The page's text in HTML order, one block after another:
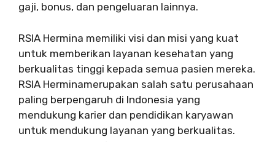
gaji, bonus, dan pengeluaran lainnya.
RSIA Hermina memiliki visi dan misi yang kuat
untuk memberikan layanan kesehatan yang
berkualitas tinggi kepada semua pasien mereka.
RSIA Herminamerupakan salah satu perusahaan
paling berpengaruh di Indonesia yang
mendukung karier dan pendidikan karyawan
untuk mendukung layanan yang berkualitas.